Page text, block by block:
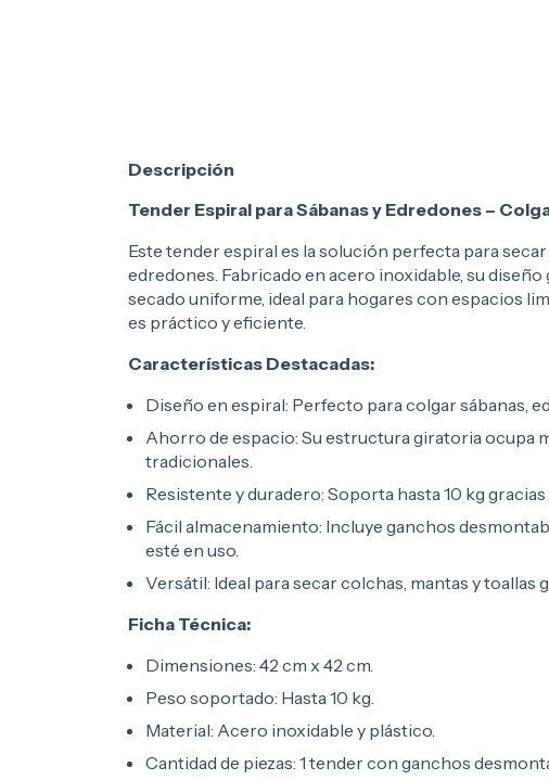
Descripción
Tender Espiral para Sábanas y Edredones –
Este tender espiral es la solución perfecta para
edredones. Fabricado en acero inoxidable, su
secado uniforme, ideal para hogares con espacios
es práctico y eficiente.
Características Destacadas:
Diseño en espiral: Perfecto para colgar sábanas,
Ahorro de espacio: Su estructura giratoria ocupa
tradicionales.
Resistente y duradero: Soporta hasta 10 kg
Fácil almacenamiento: Incluye ganchos
esté en uso.
Versátil: Ideal para secar colchas, mantas y toallas
Ficha Técnica:
Dimensiones: 42 cm x 42 cm.
Peso soportado: Hasta 10 kg.
Material: Acero inoxidable y plástico.
Cantidad de piezas: 1 tender con ganchos